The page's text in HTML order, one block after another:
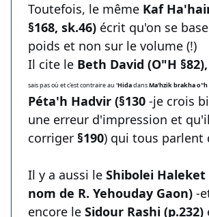
Toutefois, le même Kaf
§168, sk.46) écrit qu'on se
poids et non sur le volume (!)
Il cite le Beth David (O"H
sais pas où et c'est contraire au 'HidadansMa'hzik brakha o"h
Péta'h Hadvir (§130 -je crois
une erreur d'impression et
corriger §190) qui tous parlent
Il y a aussi le Shibolei Haleket
nom de R. Yehouday Gaon) -
encore le Sidour Rashi (p.232)